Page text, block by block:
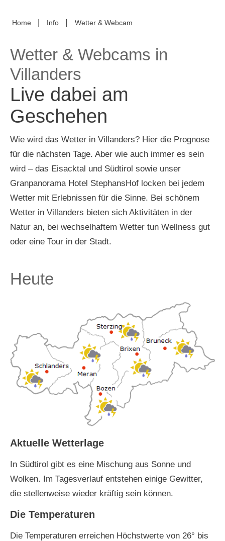
Home | Info | Wetter & Webcam
Wetter & Webcams in
Villanders
Live dabei am
Geschehen
Wie wird das Wetter in Villanders? Hier die Prognose
für die nächsten Tage. Aber wie auch immer es sein
wird – das Eisacktal und Südtirol sowie unser
Granpanorama Hotel StephansHof locken bei jedem
Wetter mit Erlebnissen für die Sinne. Bei schönem
Wetter in Villanders bieten sich Aktivitäten in der
Natur an, bei wechselhaftem Wetter tun Wellness gut
oder eine Tour in der Stadt.
Heute
Aktuelle Wetterlage
In Südtirol gibt es eine Mischung aus Sonne und
Wolken. Im Tagesverlauf entstehen einige Gewitter,
die stellenweise wieder kräftig sein können.
Die Temperaturen
Die Temperaturen erreichen Höchstwerte von 26° bis